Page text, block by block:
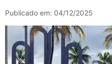
Publicado em: 04/12/2025